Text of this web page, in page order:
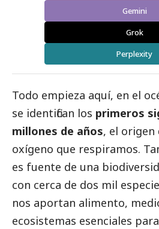
Gemini
Grok
Perplexity
Todo empieza aquí, en el
se identifican los primeros
millones de años, el origen
oxígeno que respiramos.
es fuente de una
con cerca de dos mil
nos aportan alimento,
ecosistemas esenciales